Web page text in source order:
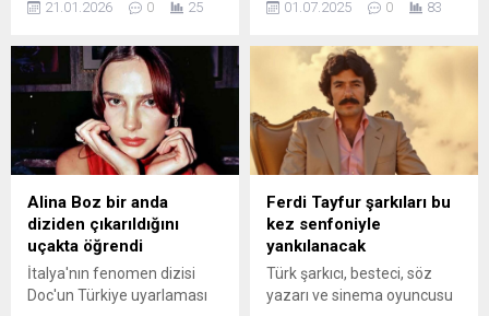
şarkıcı geçen gün katıldığı bir
kirpikleriyle ilgili bir itirafta
bulundu.
21.01.2026 0 25 01.07.2025 0 83
Alina Boz bir anda
diziden çıkarıldığını
uçakta öğrendi
İtalya'nın fenomen dizisi
Doc'un Türkiye uyarlaması
Ferdi Tayfur şarkıları bu
kez senfoniyle
yankılanacak
Türk şarkıcı, besteci, söz
yazarı ve sinema oyuncusu